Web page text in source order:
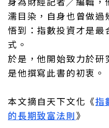
濡目染，自身也曾做
悟到：指數投資才是最
式。
於是，他開始致力於研
是他撰寫此書的初衷。
本文摘自天下文化《指
的長期致富法則》